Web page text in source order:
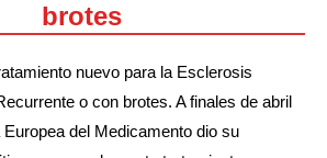
brotes
nuevo para la Esclerosis
o con brotes. A finales de abril
del Medicamento dio su